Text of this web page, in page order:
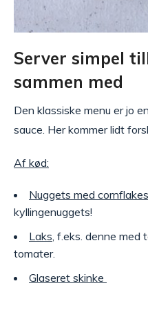
Server simpel
sammen med
Den klassiske menu er jo
sauce. Her kommer lidt
Af kød:
Nuggets med
kyllingenuggets!
Laks, f.eks. denne med
tomater.
Glaseret skinke